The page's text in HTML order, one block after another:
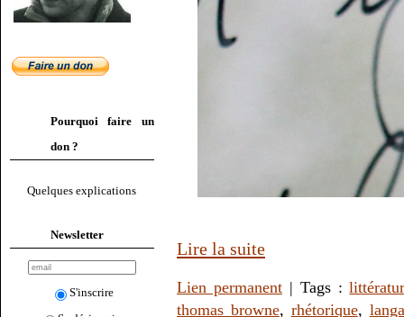
Pourquoi faire un
don ?
Quelques explications
Newsletter
S'inscrire
Lire la suite
Lien permanent| Tags :
thomas browne, rhétorique,